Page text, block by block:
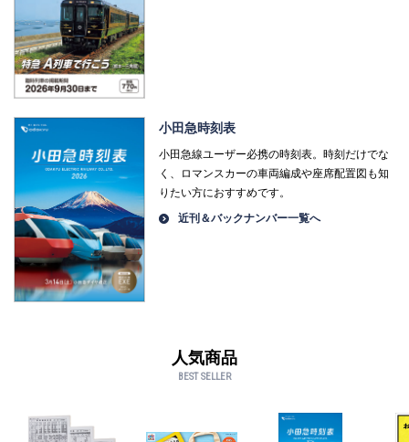
小田急時刻表
小田急線ユーザー必携の時刻表。時刻だけでな
く、ロマンスカーの車両編成や座席配置図も知
りたい方におすすめです。
近刊＆バックナンバー一覧へ
人気商品
BEST SELLER